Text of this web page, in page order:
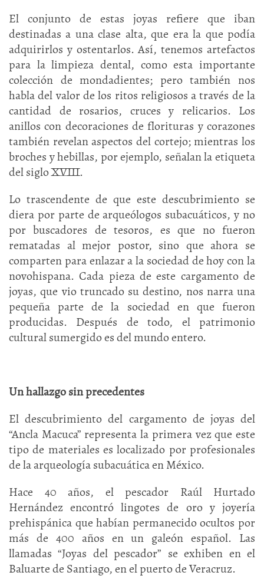
El conjunto de estas joyas refiere que iban
destinadas a una clase alta, que era la que podía
adquirirlos y ostentarlos. Así, tenemos artefactos
para la limpieza dental, como esta importante
colección de mondadientes; pero también nos
habla del valor de los ritos religiosos a través de la
cantidad de rosarios, cruces y relicarios. Los
anillos con decoraciones de florituras y corazones
también revelan aspectos del cortejo; mientras los
broches y hebillas, por ejemplo, señalan la etiqueta
del siglo XVIII.
Lo trascendente de que este descubrimiento se
diera por parte de arqueólogos subacuáticos, y no
por buscadores de tesoros, es que no fueron
rematadas al mejor postor, sino que ahora se
comparten para enlazar a la sociedad de hoy con la
novohispana. Cada pieza de este cargamento de
joyas, que vio truncado su destino, nos narra una
pequeña parte de la sociedad en que fueron
producidas. Después de todo, el patrimonio
cultural sumergido es del mundo entero.
Un hallazgo sin precedentes
El descubrimiento del cargamento de joyas del
“Ancla Macuca” representa la primera vez que este
tipo de materiales es localizado por profesionales
de la arqueología subacuática en México.
Hace 40 años, el pescador Raúl Hurtado
Hernández encontró lingotes de oro y joyería
prehispánica que habían permanecido ocultos por
más de 400 años en un galeón español. Las
llamadas “Joyas del pescador” se exhiben en el
Baluarte de Santiago, en el puerto de Veracruz.